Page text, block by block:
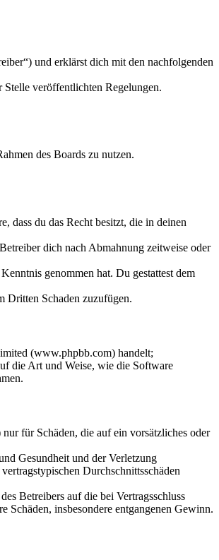
und erklärst dich mit den nachfolgenden
Stelle veröffentlichten Regelungen.
des Boards zu nutzen.
dass du das Recht besitzt, die in deinen
dich nach Abmahnung zeitweise oder
genommen hat. Du gestattest dem
Dritten Schaden zuzufügen.
(www.phpbb.com) handelt;
die Art und Weise, wie die Software
für Schäden, die auf ein vorsätzliches oder
Gesundheit und der Verletzung
Durchschnittsschäden
Betreibers auf die bei Vertragsschluss
Schäden, insbesondere entgangenen Gewinn.